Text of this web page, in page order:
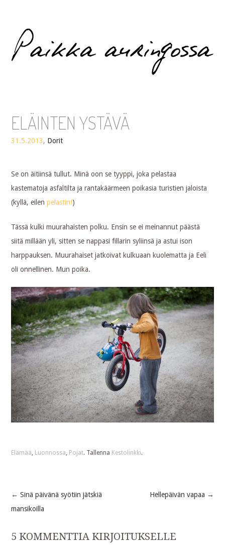
Paikka auringossa
ELÄINTEN YSTÄVÄ
31.5.2013, Dorit
Se on äitiinsä tullut. Minä oon se tyyppi, joka pelastaa
kastematoja asfaltilta ja rantakäärmeen poikasia turistien jaloista
(kyllä, eilenpelastin!)
Tässä kulki muurahaisten polku. Ensin se ei meinannut päästä
siitä millään yli, sitten se nappasi fillarin syliinsä ja astui ison
harppauksen. Muurahaiset jatkoivat kulkuaan kuolematta ja Eeli
oli onnellinen. Mun poika.
Elämää Luonnossa Pojat. Tallenna Kestolinkki.
Post
navigation
← Sinä päivänä syötiin jätskiä
mansikoilla
Hellepäivän vapaa →
5 KOMMENTTIA KIRJOITUKSELLE